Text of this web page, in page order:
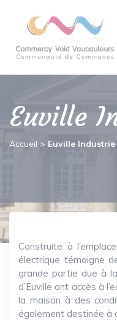
Euville
Accueil > Euville Industrie
Construite à
électrique témoigne
grande partie due à
d’Euville ont accès à
la maison à des
également destinée à